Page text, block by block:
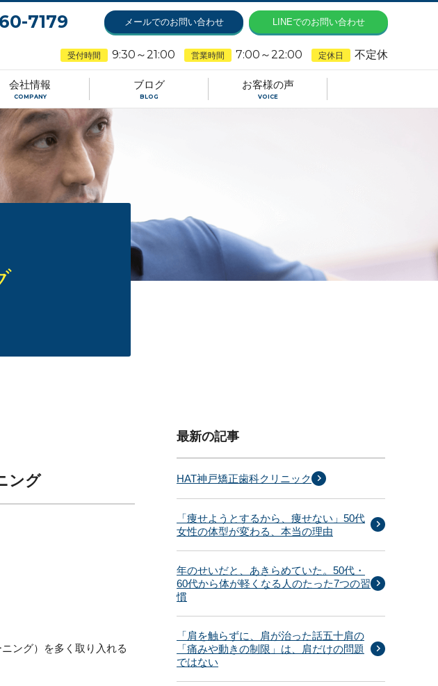
7179 メールでのお問い合わせ LINEでのお問い合わせ
受付時間 9:30～21:00 営業時間 7:00～22:00 定休日 不定休
会社情報
COMPANY
ブログ
BLOG
お客様の声
VOICE
ング
ング）を多く取り入れる
最新の記事
HAT神戸矯正歯科クリニック
「痩せようとするから、痩せない」50代
女性の体型が変わる、本当の理由
年のせいだと、あきらめていた。50代・
60代から体が軽くなる人のたった7つの習
慣
「肩を触らずに、肩が治った話五十肩の
「痛みや動きの制限」は、肩だけの問題
ではない